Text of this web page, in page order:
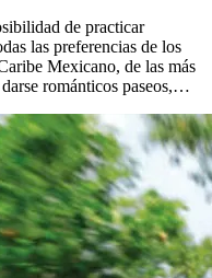
de practicar
las preferencias de los
Mexicano, de las más
románticos paseos,…